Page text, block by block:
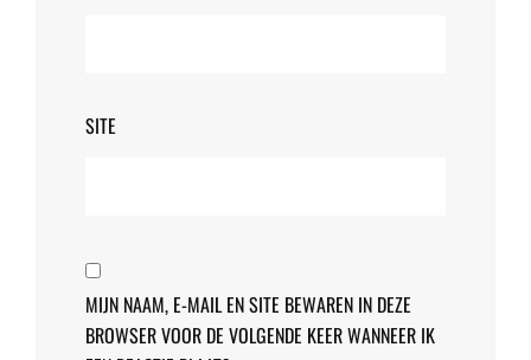
SITE
MIJN NAAM, E-MAIL EN SITE BEWAREN IN DEZE
BROWSER VOOR DE VOLGENDE KEER WANNEER IK